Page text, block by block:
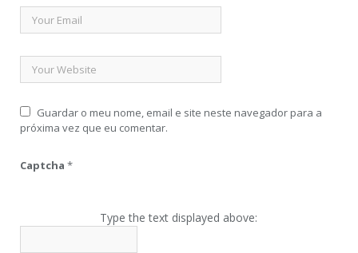
Guardar o meu nome, email e site neste navegador para a
próxima vez que eu comentar.
Captcha *
Type the text displayed above: